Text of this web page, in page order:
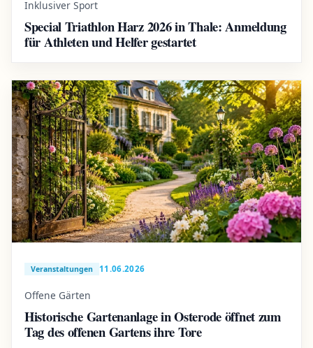
Inklusiver Sport
Special Triathlon Harz 2026 in Thale: Anmeldung
für Athleten und Helfer gestartet
Veranstaltungen 11.06.2026
Offene Gärten
Historische Gartenanlage in Osterode öffnet zum
Tag des offenen Gartens ihre Tore